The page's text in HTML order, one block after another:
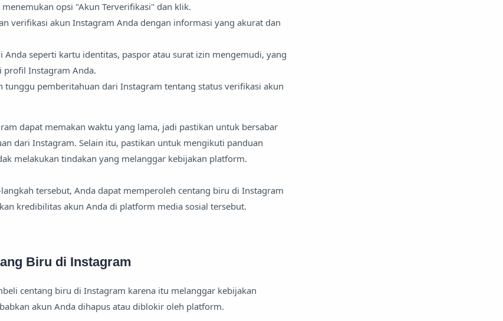
opsi "Akun Terverifikasi" dan klik.
verifikasi akun Instagram Anda dengan informasi yang akurat dan
Anda seperti kartu identitas, paspor atau surat izin mengemudi, yang
profil Instagram Anda.
tunggu pemberitahuan dari Instagram tentang status verifikasi akun
dapat memakan waktu yang lama, jadi pastikan untuk bersabar
dari Instagram. Selain itu, pastikan untuk mengikuti panduan
melakukan tindakan yang melanggar kebijakan platform.
tersebut, Anda dapat memperoleh centang biru di Instagram
kredibilitas akun Anda di platform media sosial tersebut.
Biru di Instagram
centang biru di Instagram karena itu melanggar kebijakan
akun Anda dihapus atau diblokir oleh platform.